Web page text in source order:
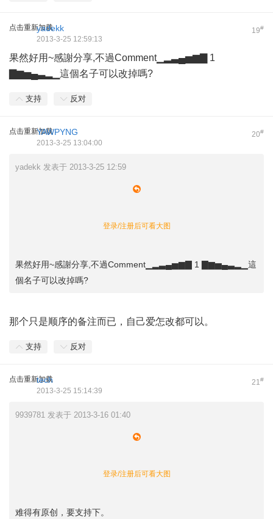
点击重新加载 19#
yadekk
2013-3-25 12:59:13
果然好用~感謝分享,不過Comment▁▂▃▄▅▆▇ 1
▇▆▅▄▃▂▁這個名子可以改掉嗎?
支持 反对
点击重新加载 20#
YAWPYNG
2013-3-25 13:04:00
yadekk 发表于 2013-3-25 12:59
登录/注册后可看大图
果然好用~感謝分享,不過Comment▁▂▃▄▅▆▇ 1 ▇▆▅▄▃▂▁這
個名子可以改掉嗎?
那个只是顺序的备注而已，自己爱怎改都可以。
支持 反对
点击重新加载 21#
tech
2013-3-25 15:14:39
9939781 发表于 2013-3-16 01:40
登录/注册后可看大图
难得有原创，要支持下。